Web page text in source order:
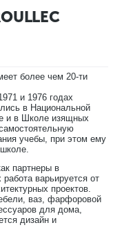
более чем 20-ти
и 1976 годах
в Национальной
и в Школе изящных
учебы, при этом ему
партнеры в
варьируется от
проектов.
ваз, фарфоровой
для дома,
дизайн и